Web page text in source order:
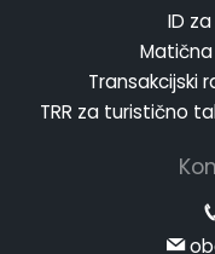
ID
Matična
Transakcijski
TRR za turistično